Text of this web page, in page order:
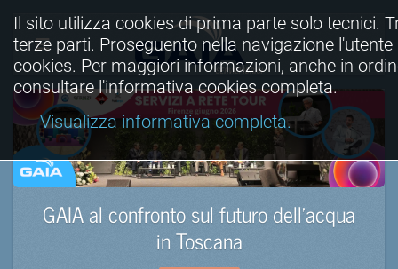
GAIA al confronto sul futuro dell’acqua
in Toscana
Il sito utilizza cookies di prima parte solo tecnici.
terze parti. Proseguento nella navigazione
cookies. Per maggiori informazioni, anche in
consultare l'informativa cookies completa.
Visualizza informativa completa.